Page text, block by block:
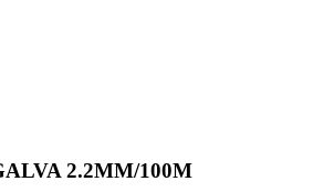
2.2MM/100M